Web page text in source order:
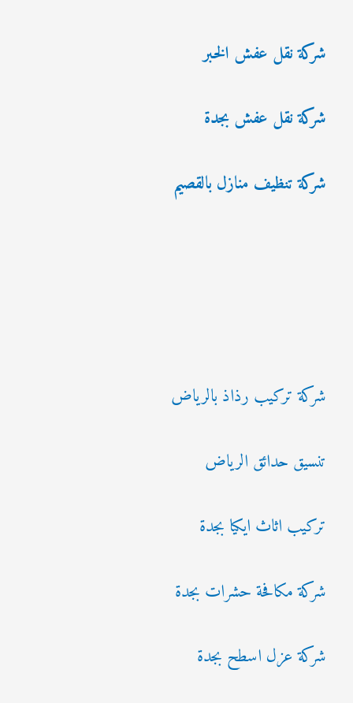
شركة نقل عفش الخبر
شركة نقل عفش بجدة
شركة تنظيف منازل بالقصيم
شركة تركيب رذاذ بالرياض
تنسيق حدائق الرياض
تركيب اثاث ايكيا بجدة
شركة مكافحة حشرات بجدة
شركة عزل اسطح بجدة